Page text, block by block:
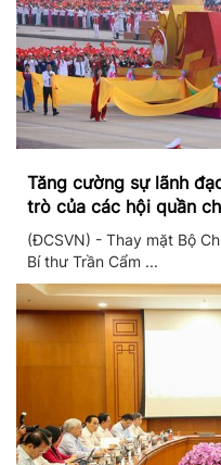
Tăng cường sự lãnh
trò của các hội quần
triển mới
(ĐCSVN) - Thay mặt Bộ
Bí thư Trần Cẩm ...